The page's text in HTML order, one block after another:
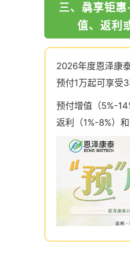
三、骉享钜惠
值、返利
2026年度恩泽康
预付1万起可享受3
预付增值（5%-
返利（1%-8%）和